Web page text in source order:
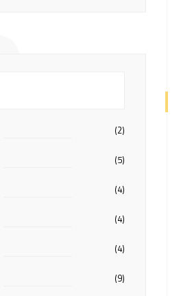
(2)
(5)
(4)
(4)
(4)
(9)